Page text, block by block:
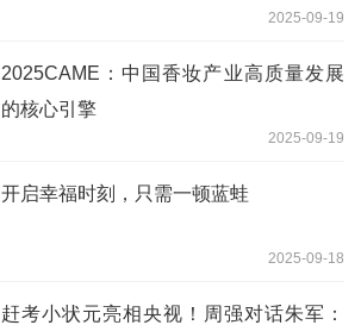
2025-09-19
2025CAME：中国香妆产业高质量发展
的核心引擎
2025-09-19
开启幸福时刻，只需一顿蓝蛙
2025-09-18
赶考小状元亮相央视！周强对话朱军：